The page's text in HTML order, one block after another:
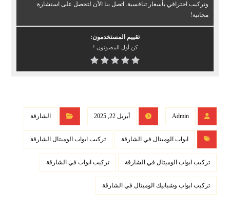
وتركيب احترافي بأسعار تنافسية. اتصل بنا الآن لتحصل على استشارة
مجانية!
تقييم المستخدمون:
كن أول المصوتون !
Admin أبريل 22, 2025 الشارقة
ابواب الوميتال في الشارقة تركيب ابواب الوميتال الشارقة
تركيب ابواب الوميتال في الشارقة تركيب ابواب في الشارقة
تركيب ابواب وشبابيك الوميتال في الشارقة